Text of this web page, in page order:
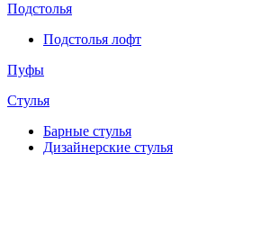
Подстолья
Подстолья лофт
Пуфы
Стулья
Барные cтулья
Дизайнерские cтулья